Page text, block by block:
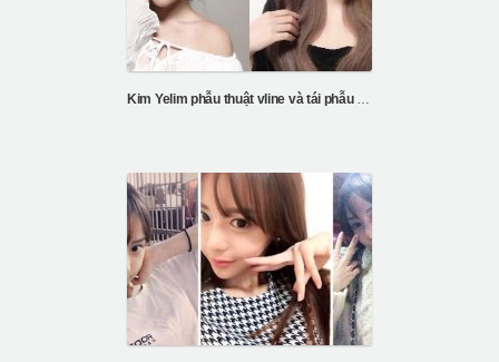
Kim Yelim phẫu thuật vline và tái phẫu thuật mũi